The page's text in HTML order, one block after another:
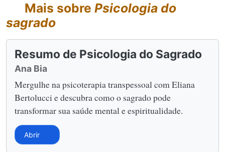
Mais sobre Psicologia do
sagrado
Resumo de Psicologia do Sagrado
Ana Bia
Mergulhe na psicoterapia transpessoal com Eliana
Bertolucci e descubra como o sagrado pode
transformar sua saúde mental e espiritualidade.
Abrir